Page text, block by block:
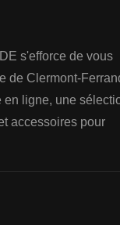
s'efforce de vous
de Clermont-
en ligne, une
accessoires pour